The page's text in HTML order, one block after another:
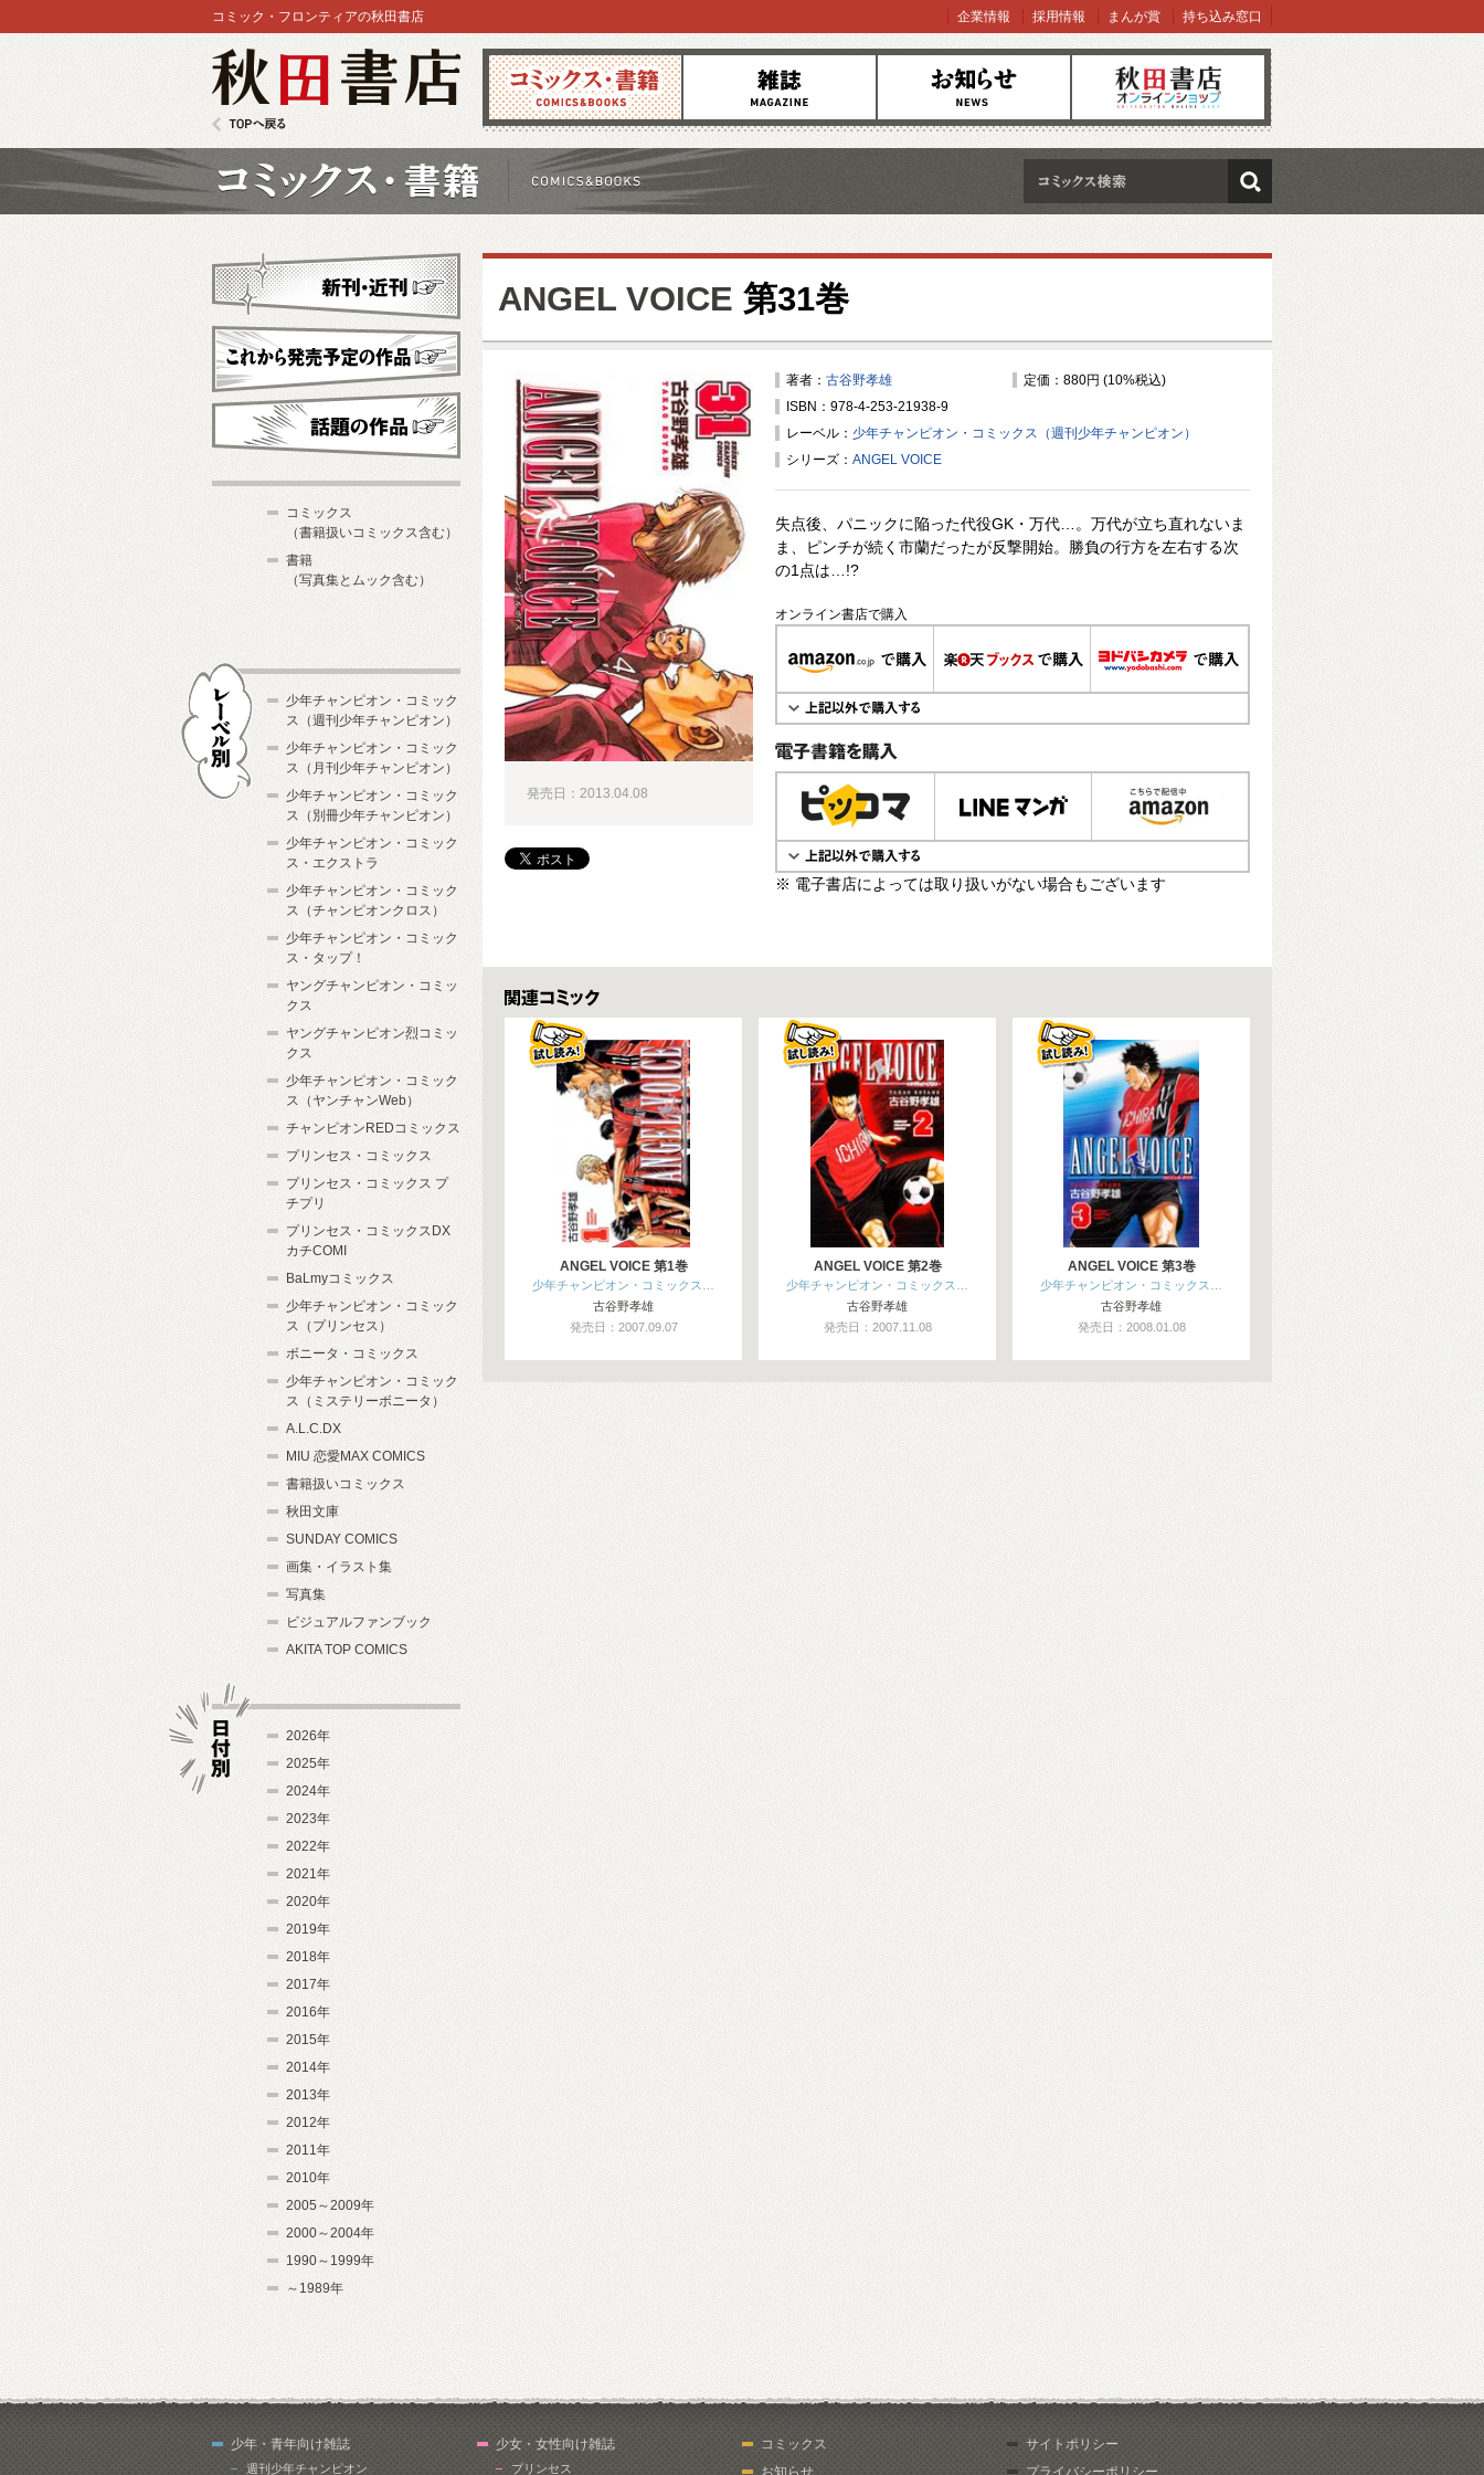
コミックス 雑誌 お知らせ オンラインショップ
コミック・フロンティアの秋田書店 企業情報 採用情報 まんが賞 持ち込み窓口
検索
ANGEL VOICE 第31巻
著者： 古谷野孝雄
定価：880円 (10%税込)
ISBN：978-4-253-21938-9
レーベル： 少年チャンピオン・コミックス（週刊少年チャンピオン）
シリーズ： ANGEL VOICE
失点後、パニックに陥った代役GK・万代…。万代が立ち直れないま
ま、ピンチが続く市蘭だったが反撃開始。勝負の行方を左右する次
の1点は…!?
オンライン書店で購入
電子書籍で購入
※ 電子書店によっては取り扱いがない場合もございます
発売日：2013.04.08
関連コミックス
ANGEL VOICE 第1巻
少年チャンピオン・コミックス…
古谷野孝雄
発売日：2007.09.07
ANGEL VOICE 第2巻
少年チャンピオン・コミックス…
古谷野孝雄
発売日：2007.11.08
ANGEL VOICE 第3巻
少年チャンピオン・コミックス…
古谷野孝雄
発売日：2008.01.08
新刊・近刊
これから発売予定
コミックス
（書籍扱いコミックス含む）
書籍
（写真集とムック含む）
少年チャンピオン・コミック
ス（週刊少年チャンピオン）
少年チャンピオン・コミック
ス（月刊少年チャンピオン）
少年チャンピオン・コミック
ス（別冊少年チャンピオン）
少年チャンピオン・コミック
ス・エクストラ
少年チャンピオン・コミック
ス（チャンピオンクロス）
少年チャンピオン・コミック
ス・タップ！
ヤングチャンピオン・コミッ
クス
ヤングチャンピオン烈コミッ
クス
少年チャンピオン・コミック
ス（ヤンチャンWeb）
チャンピオンREDコミックス
プリンセス・コミックス
プリンセス・コミックス プ
チプリ
プリンセス・コミックスDX
カチCOMI
BaLmyコミックス
少年チャンピオン・コミック
ス（プリンセス）
ボニータ・コミックス
少年チャンピオン・コミック
ス（ミステリーボニータ）
A.L.C.DX
MIU 恋愛MAX COMICS
書籍扱いコミックス
秋田文庫
SUNDAY COMICS
画集・イラスト集
写真集
ビジュアルファンブック
AKITA TOP COMICS
2026年
2025年
2024年
2023年
2022年
2021年
2020年
2019年
2018年
2017年
2016年
2015年
2014年
2013年
2012年
2011年
2010年
2005～2009年
2000～2004年
1990～1999年
～1989年
少年・青年向け雑誌
週刊少年チャンピオン
少女・女性向け雑誌
プリンセス
コミックス
お知らせ
サイトポリシー
プライバシーポリシー